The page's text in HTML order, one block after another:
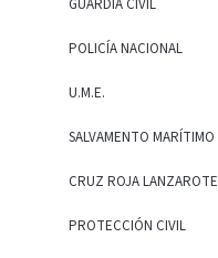
GUARDIA CIVIL
POLICÍA NACIONAL
U.M.E.
SALVAMENTO MARÍTIMO
CRUZ ROJA LANZAROTE
PROTECCIÓN CIVIL